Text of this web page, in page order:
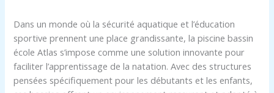
Dans un monde où la sécurité aquatique et l’éducation
sportive prennent une place grandissante, la piscine bassin
école Atlas s’impose comme une solution innovante pour
faciliter l’apprentissage de la natation. Avec des structures
pensées spécifiquement pour les débutants et les enfants,